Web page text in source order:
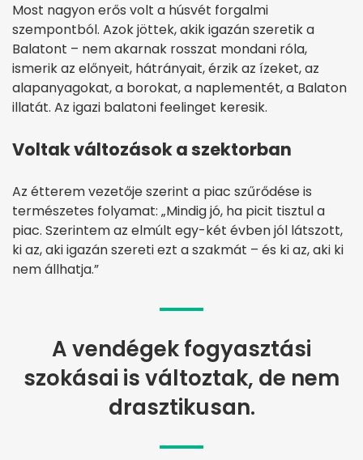
Most nagyon erős volt a húsvét forgalmi
szempontból. Azok jöttek, akik igazán szeretik a
Balatont – nem akarnak rosszat mondani róla,
ismerik az előnyeit, hátrányait, érzik az ízeket, az
alapanyagokat, a borokat, a naplementét, a Balaton
illatát. Az igazi balatoni feelinget keresik.
Voltak változások a szektorban
Az étterem vezetője szerint a piac szűrődése is
természetes folyamat: „Mindig jó, ha picit tisztul a
piac. Szerintem az elmúlt egy-két évben jól látszott,
ki az, aki igazán szereti ezt a szakmát – és ki az, aki ki
nem állhatja.”
A vendégek fogyasztási
szokásai is változtak, de nem
drasztikusan.